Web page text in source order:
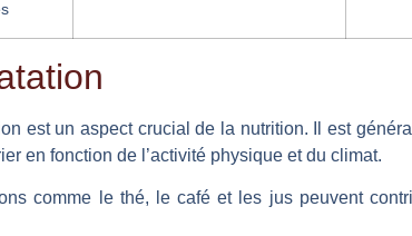
est un aspect crucial de la nutrition. Il est
en fonction de l’activité physique et du climat.
comme le thé, le café et les jus peuvent